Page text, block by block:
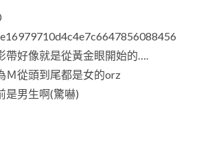
帶好像就是從黃金眼開始的….
Ｍ從頭到尾都是女的orz
是男生啊(驚嚇)